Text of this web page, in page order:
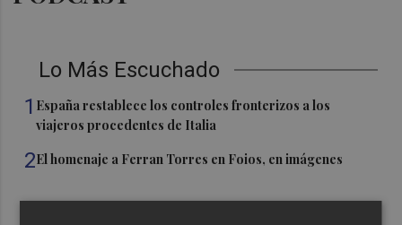
Lo Más Escuchado
1 España restablece los controles fronterizos a los
viajeros procedentes de Italia
2El homenaje a Ferran Torres en Foios, en imágenes